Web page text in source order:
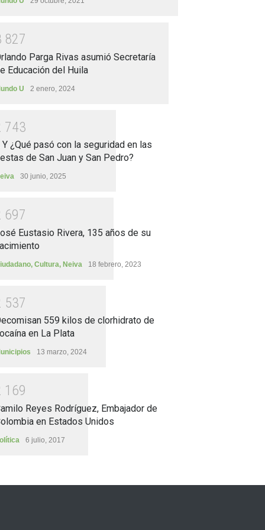
827
Parga Rivas asumió Secretaría
Educación del Huila
U 2 enero, 2024
743
Y ¿Qué pasó con la seguridad en las
de San Juan y San Pedro?
30 junio, 2025
697
Eustasio Rivera, 135 años de su
, Cultura, Neiva 18 febrero, 2023
537
559 kilos de clorhidrato de
en La Plata
13 marzo, 2024
1 69
Reyes Rodríguez, Embajador de
en Estados Unidos
6 julio, 2017